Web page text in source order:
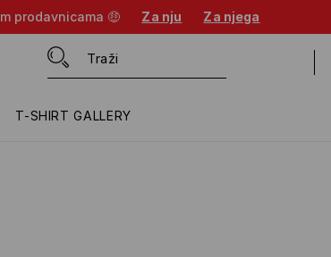
prodavnicama 🤑 Za nju Za njega
T-SHIRT GALLERY